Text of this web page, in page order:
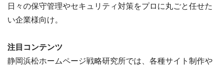
日々の保守管理やセキュリティ対策をプロに丸ごと任せた
い企業様向け。
注目コンテンツ
静岡浜松ホームページ戦略研究所では、各種サイト制作や